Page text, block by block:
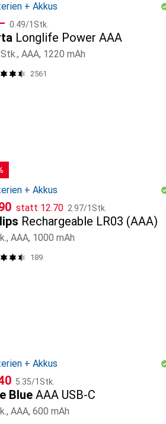
+ Akkus
CHF
0.49/1Stk.
Longlife Power AAA
AAA, 1220 mAh
2561
+ Akkus
statt CHF
12.70 CHF
2.97/1Stk.
Rechargeable LR03 (AAA)
AAA, 1000 mAh
189
+ Akkus
CHF
5.35/1Stk.
Blue AAA USB-C
AAA, 600 mAh